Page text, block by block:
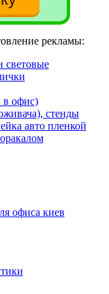
рекламы:
световые
в офис)
стенды
авто пленкой
офиса киев